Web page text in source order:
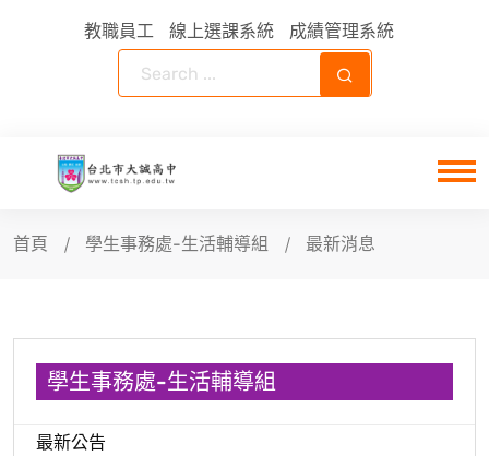
教職員工 線上選課系統 成績管理系統
首頁 學生事務處-生活輔導組 最新消息
學生事務處-生活輔導組
最新公告